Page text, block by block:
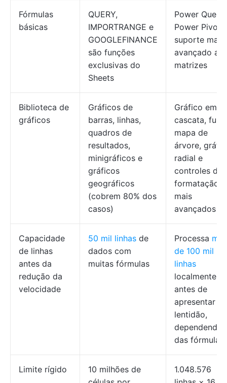
Fórmulas
básicas
QUERY,
IMPORTRANGE e
GOOGLEFINANCE
são funções
exclusivas do
Sheets
Power Query,
Power Pivot,
suporte mais
avançado a
matrizes
Biblioteca de
gráficos
Gráficos de
barras, linhas,
quadros de
resultados,
minigráficos e
gráficos
geográficos
(cobrem 80% dos
casos)
Gráfico em
cascata, funil,
mapa de
árvore,
radial e
controles de
formatação
mais
avançados
Capacidade
de linhas
antes da
redução da
velocidade
50 mil linhas de
dados com
muitas fórmulas
Processa
de 100 mil
linhas
localmente
antes de
apresentar
lentidão,
dependendo
das fórmulas
Limite rígido
10 milhões de
1.048.576